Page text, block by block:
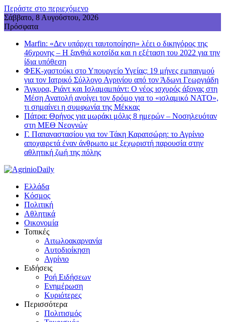
Περάστε στο περιεχόμενο
Σάββατο, 8 Αυγούστου, 2026
Πρόσφατα
Marfin: «Δεν υπάρχει ταυτοποίηση» λέει ο δικηγόρος της
46χρονης – Η ξανθιά κοτσίδα και η εξέταση του 2022 για την
ίδια υπόθεση
ΦΕΚ-χαστούκι στο Υπουργείο Υγείας: 19 μήνες εμπαιγμού
για τον Ιατρικό Σύλλογο Αγρινίου από τον Άδωνι Γεωργιάδη
Άγκυρα, Ριάντ και Ισλαμαμπάντ: Ο νέος ισχυρός άξονας στη
Μέση Ανατολή ανοίγει τον δρόμο για το «ισλαμικό ΝΑΤΟ»,
τι σημαίνει η συμφωνία της Μέκκας
Πάτρα: Θρήνος για μωράκι μόλις 8 ημερών – Νοσηλευόταν
στη ΜΕΘ Νεογνών
Γ. Παπαναστασίου για τον Τάκη Καρατσώρη: το Αγρίνιο
αποχαιρετά έναν άνθρωπο με ξεχωριστή παρουσία στην
αθλητική ζωή της πόλης
Ελλάδα
Κόσμος
Πολιτική
Αθλητικά
Οικονομία
Τοπικές
Αιτωλοακαρνανία
Αυτοδιοίκηση
Αγρίνιο
Ειδήσεις
Ροή Ειδήσεων
Ενημέρωση
Κυριότερες
Περισσότερα
Πολιτισμός